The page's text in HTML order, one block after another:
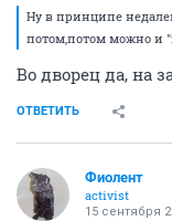
Ну в принципе
потом,потом можно и
Во дворец да, на
ОТВЕТИТЬ
Фиолент
activist
15 сентября